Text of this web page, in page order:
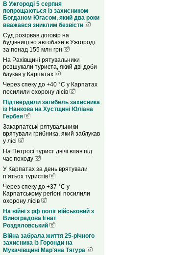
В Ужгороді 5 серпня
попрощаються із захисником
Богданом Югасом, який два роки
вважався зниклим безвісти
Суд розірвав договір на
будівництво автобази в Ужгороді
за понад 155 млн грн
На Рахівщині рятувальники
розшукали туриста, який дві доби
блукав у Карпатах
Через спеку до +40 °C у Карпатах
посилили охорону лісів
Підтвердили загибель захисника
із Нанкова на Хустщині Юліана
Гербея
Закарпатські рятувальники
врятували грибника, який заблукав
у лісі
На Петросі турист двічі впав під
час походу
У Карпатах за день врятували
п’ятьох туристів
Через спеку до +37 °C у
Карпатському регіоні посилили
охорону лісів
На війні з рф поліг військовий з
Виноградова Ігнат
Роздяловський
Війна забрала життя 25-річного
захисника із Горонди на
Мукачівщині Мар'яна Тягура